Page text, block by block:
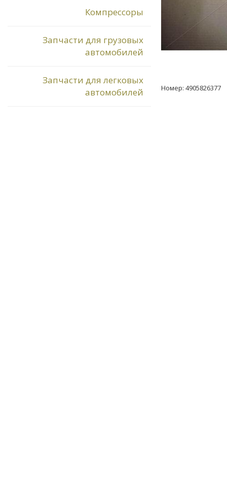
Компрессоры
Запчасти для грузовых
автомобилей
Запчасти для легковых
автомобилей
Номер: 4905826377